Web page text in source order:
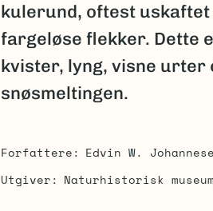
kulerund, oftest uskaftet
fargeløse flekker. Dette
kvister, lyng, visne urter
snøsmeltingen.
Forfattere
Edvin W.
Utgiver
Naturhistorisk